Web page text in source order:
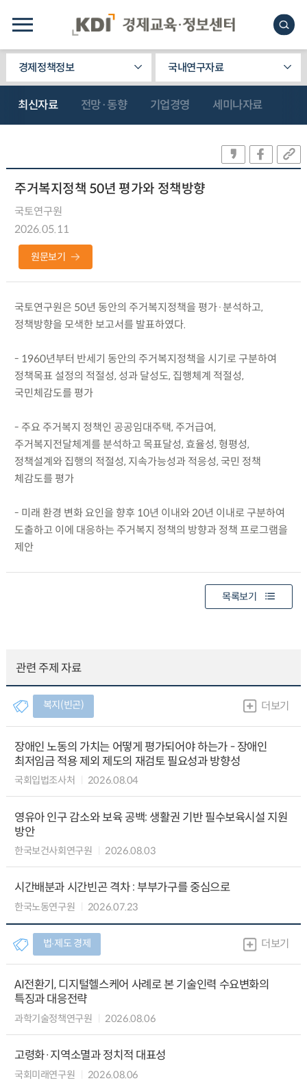
경제정책정보 국내연구자료
최신자료 전망·동향 기업경영 세미나자료
주거복지정책 50년 평가와 정책방향
국토연구원
2026.05.11
원문보기
국토연구원은 50년 동안의 주거복지정책을 평가·분석하고,
정책방향을 모색한 보고서를 발표하였다.
- 1960년부터 반세기 동안의 주거복지정책을 시기로 구분하여
정책목표 설정의 적절성, 성과 달성도, 집행체계 적절성,
국민체감도를 평가
- 주요 주거복지 정책인 공공임대주택, 주거급여,
주거복지전달체계를 분석하고 목표달성, 효율성, 형평성,
정책설계와 집행의 적절성, 지속가능성과 적응성, 국민 정책
체감도를 평가
- 미래 환경 변화 요인을 향후 10년 이내와 20년 이내로 구분하여
도출하고 이에 대응하는 주거복지 정책의 방향과 정책 프로그램을
제안
목록보기
관련 주제 자료
복지(빈곤) 더보기
장애인 노동의 가치는 어떻게 평가되어야 하는가 - 장애인
최저임금 적용 제외 제도의 재검토 필요성과 방향성
국회입법조사처 2026.08.04
영유아 인구 감소와 보육 공백: 생활권 기반 필수보육시설 지원
방안
한국보건사회연구원 2026.08.03
시간배분과 시간빈곤 격차 : 부부가구를 중심으로
한국노동연구원 2026.07.23
법∙제도 경제 더보기
AI전환기, 디지털헬스케어 사례로 본 기술인력 수요변화의
특징과 대응전략
과학기술정책연구원 2026.08.06
고령화·지역소멸과 정치적 대표성
국회미래연구원 2026.08.06